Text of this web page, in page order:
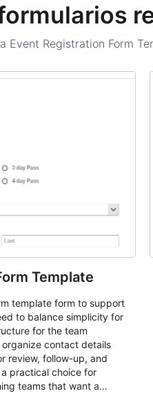
Event Registration Form
Template
template form to support
to balance simplicity for
for the team
contact details
review, follow-up, and
practical choice for
teams that want a